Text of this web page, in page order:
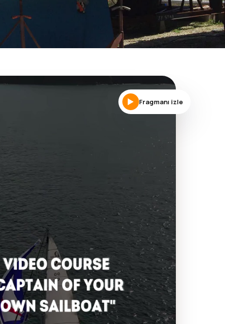
Fragmanı izle